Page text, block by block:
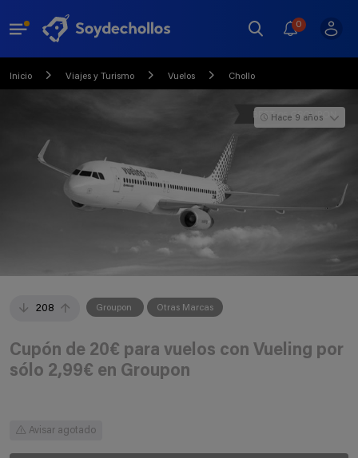
0
Inicio Viajes y Turismo Vuelos Chollo
208 Groupon Otras Marcas
Hace 9 años
Cupón de 20€ para vuelos con Vueling por
sólo 2,99€ en Groupon
Avisar agotado